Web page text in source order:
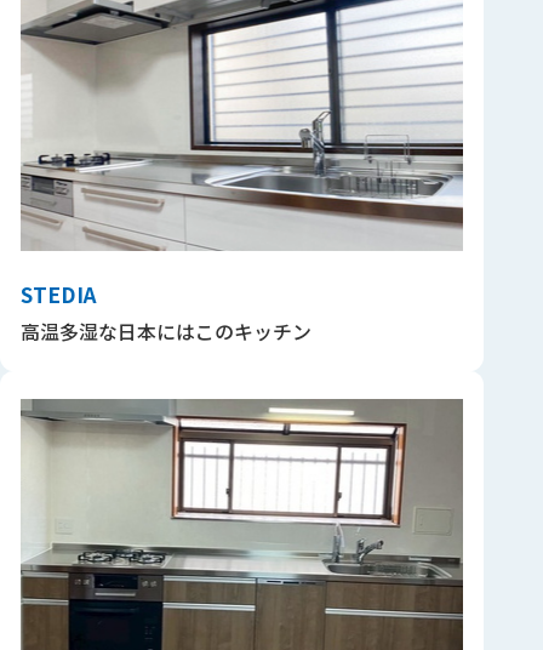
STEDIA
高温多湿な日本にはこのキッチン